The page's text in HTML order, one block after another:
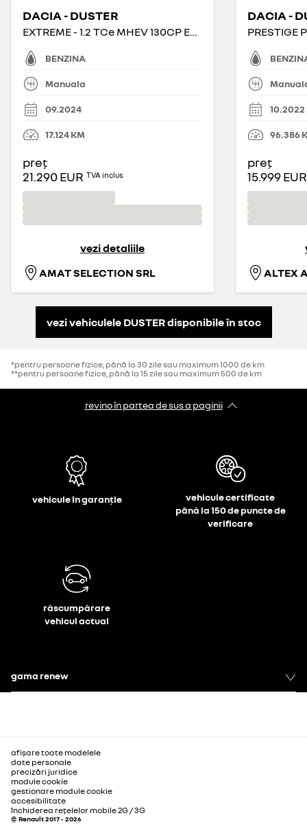
DACIA - DUSTER
EXTREME - 1.2 TCe MHEV 130CP Extreme 4X4
BENZINA
Manuala
09.2024
17.124KM
preț
21.290 EUR TVA inclus
vezi detaliile
AMAT SELECTION SRL
DACIA -
10.2022
96.386
preț
15.999 EUR
ALTEX
vezi vehiculele DUSTER disponibile în stoc
*pentru persoane fizice, până la 30 zile sau maximum 1000 de km
**pentru persoane fizice, până la 15 zile sau maximum 500 de km
revino în partea de sus a paginii
vehicule în garanție
vehicule certificate
până la 150 de puncte de
verificare
răscumpărare
vehicul actual
gama renew
afișare toate modelele
date personale
precizări juridice
module cookie
gestionare module cookie
accesibilitate
închiderea rețelelor mobile 2G / 3G
© Renault 2017 - 2026